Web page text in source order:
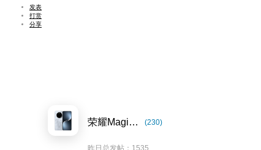
发表
打赏
分享
荣耀Magic7系列 (230)
昨日总发帖：1535